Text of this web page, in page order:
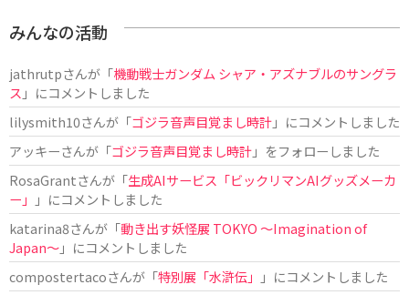
みんなの活動
jathrutpさんが「機動戦士ガンダム シャア・アズナブルのサングラ
ス 」にコメントしました
lilysmith10さんが「ゴジラ音声目覚まし時計」にコメントしました
アッキーさんが「ゴジラ音声目覚まし時計」をフォローしました
RosaGrantさんが「生成AIサービス「ビックリマンAIグッズメーカ
ー」
」にコメントしました
katarina8さんが「動き出す妖怪展 TOKYO 〜Imagination of
Japan〜」にコメントしました
compostertacoさんが「特別展「水滸伝」
」にコメントしました